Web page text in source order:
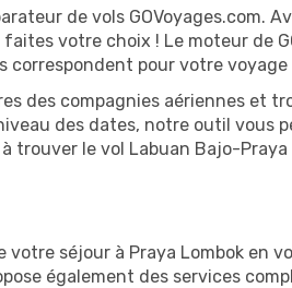
de vols GOVoyages.com.
votre choix ! Le moteur de
pour votre voyage
des compagnies aériennes et
des dates, notre outil vous
trouver le vol Labuan Bajo-Praya
séjour à Praya Lombok en
également des services